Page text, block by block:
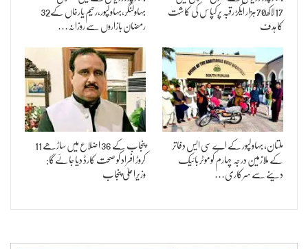
17لاکھ70ہزار ایکڑ رقبہ پر کپاس کی کاشت
کا ہدف
بہاولنگر,بہاولپور,رحیم یارخاں کے32
رمضان بازاروں سے روزانہ…
ملتان, بہاولپور کے اے سی ایس دفاتر
کے ملازمین درجہ چہارم کوموٹر بائیک
دینے سے سرکاری…
پنجاب کے 36 اضلاع میں ساڑھے 11
کروڑ افراد کو صحت کارڈ دیا جائےگا:
وزیراعلیٰ پنجاب